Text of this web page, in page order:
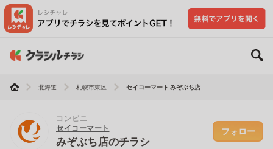
北海道 札幌市東区 セイコーマート みぞぶち店
コンビニ
セイコーマート
みぞぶち店のチラシ
フォロー